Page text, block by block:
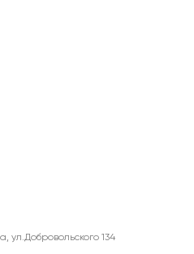
ул.Добровольского 134